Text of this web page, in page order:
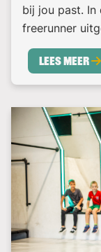
bij jou past.
freerunner
Lees meer